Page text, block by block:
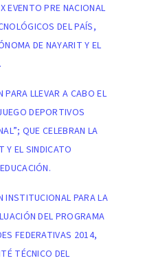
EVENTO PRE NACIONAL
DEL PAÍS,
DE NAYARIT Y EL
LLEVAR A CABO EL
DEPORTIVOS
QUE CELEBRAN LA
Y EL SINDICATO
INSTITUCIONAL PARA LA
DEL PROGRAMA
FEDERATIVAS 2014,
TÉCNICO DEL